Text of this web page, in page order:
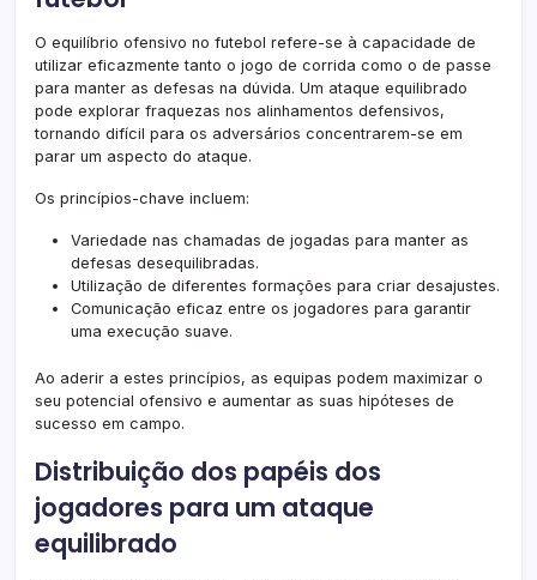
O equilíbrio ofensivo no futebol refere-se à capacidade de
utilizar eficazmente tanto o jogo de corrida como o de passe
para manter as defesas na dúvida. Um ataque equilibrado
pode explorar fraquezas nos alinhamentos defensivos,
tornando difícil para os adversários concentrarem-se em
parar um aspecto do ataque.
Os princípios-chave incluem:
Variedade nas chamadas de jogadas para manter as
defesas desequilibradas.
Utilização de diferentes formações para criar desajustes.
Comunicação eficaz entre os jogadores para garantir
uma execução suave.
Ao aderir a estes princípios, as equipas podem maximizar o
seu potencial ofensivo e aumentar as suas hipóteses de
sucesso em campo.
Distribuição dos papéis dos
jogadores para um ataque
equilibrado